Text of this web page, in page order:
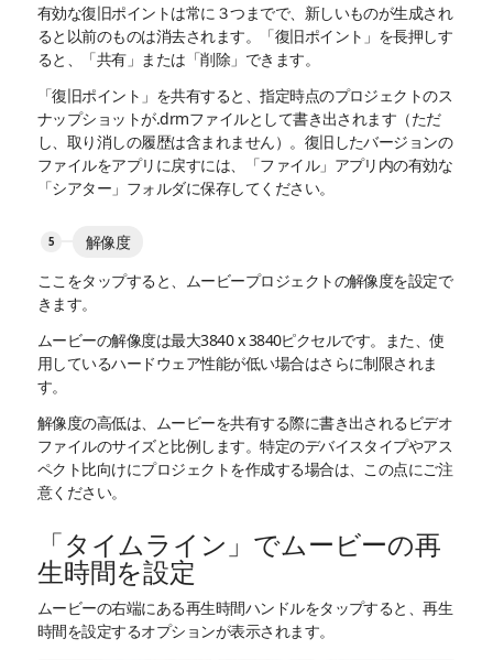
有効な復旧ポイントは常に３つまでで、新しいものが生成され
ると以前のものは消去されます。「復旧ポイント」を長押しす
ると、「共有」または「削除」できます。
「復旧ポイント」を共有すると、指定時点のプロジェクトのス
ナップショットが.drmファイルとして書き出されます（ただ
し、取り消しの履歴は含まれません）。復旧したバージョンの
ファイルをアプリに戻すには、「ファイル」アプリ内の有効な
「シアター」フォルダに保存してください。
解像度
ここをタップすると、ムービープロジェクトの解像度を設定で
きます。
ムービーの解像度は最大3840 x 3840ピクセルです。また、使
用しているハードウェア性能が低い場合はさらに制限されま
す。
解像度の高低は、ムービーを共有する際に書き出されるビデオ
ファイルのサイズと比例します。特定のデバイスタイプやアス
ペクト比向けにプロジェクトを作成する場合は、この点にご注
意ください。
「タイムライン」でムービーの再
生時間を設定
ムービーの右端にある再生時間ハンドルをタップすると、再生
時間を設定するオプションが表示されます。